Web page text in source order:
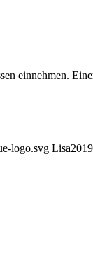
einnehmen.
logo.svg Lisa